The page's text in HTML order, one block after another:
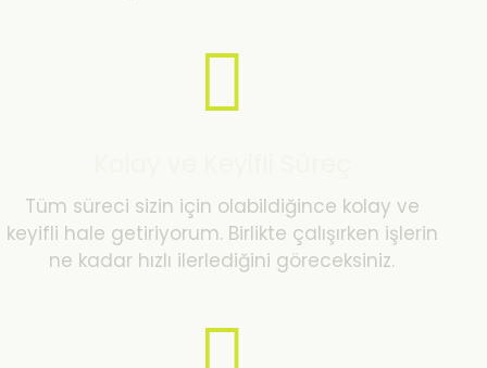
Tüm süreci sizin için olabildiğince kolay ve
keyifli hale getiriyorum. Birlikte çalışırken işlerin
ne kadar hızlı ilerlediğini göreceksiniz.